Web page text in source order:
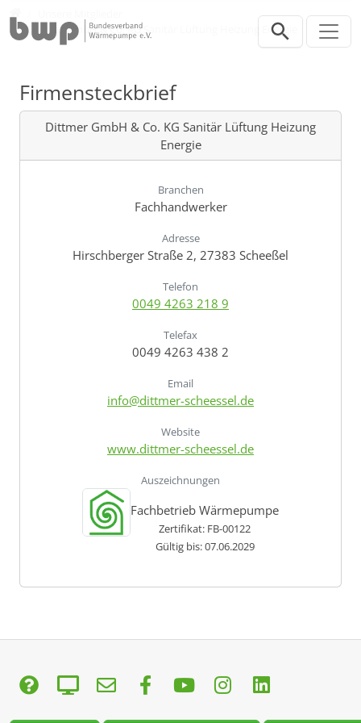
Dittmer GmbH & Co. KG Sanitär Lüftung Heizung Energie
Firmensteckbrief
Dittmer GmbH & Co. KG Sanitär Lüftung Heizung
Energie
Branchen
Fachhandwerker
Adresse
Hirschberger Straße 2, 27383 Scheeßel
Telefon
0049 4263 218 9
Telefax
0049 4263 438 2
Email
info@dittmer-scheessel.de
Website
www.dittmer-scheessel.de
Auszeichnungen
Fachbetrieb Wärmepumpe
Zertifikat: FB-00122
Gültig bis: 07.06.2029